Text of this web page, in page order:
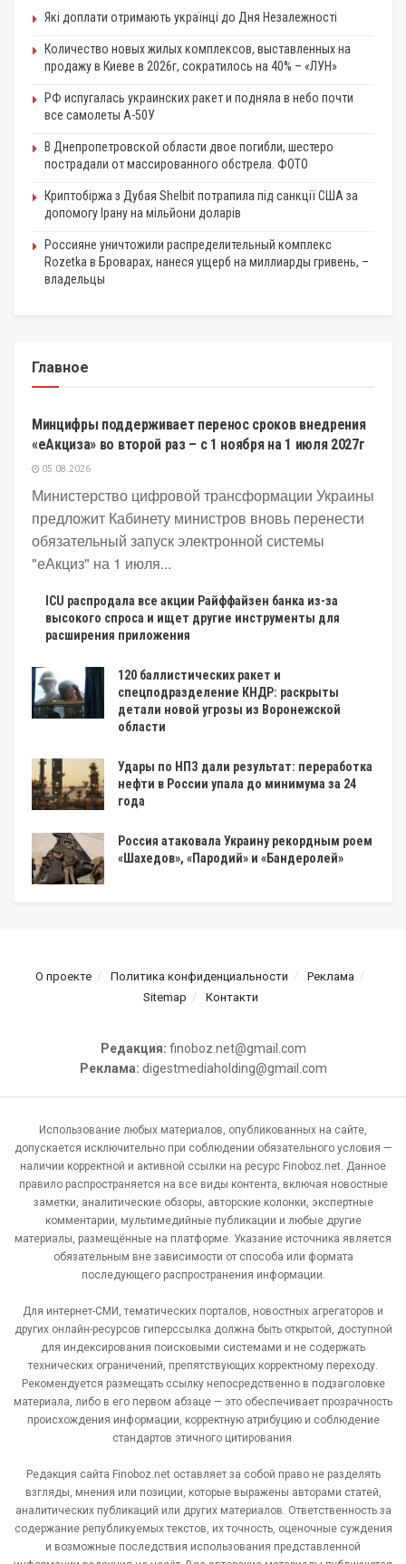
Які доплати отримають українці до Дня Незалежності
Количество новых жилых комплексов, выставленных на
продажу в Киеве в 2026г, сократилось на 40% – «ЛУН»
РФ испугалась украинских ракет и подняла в небо почти
все самолеты А-50У
В Днепропетровской области двое погибли, шестеро
пострадали от массированного обстрела. ФОТО
Криптобіржа з Дубая Shelbit потрапила під санкції США за
допомогу Ірану на мільйони доларів
Россияне уничтожили распределительный комплекс
Rozetka в Броварах, нанеся ущерб на миллиарды гривень, –
владельцы
Главное
ЭКОНОМИКА
Минцифры поддерживает перенос сроков внедрения
«еАкциза» во второй раз – с 1 ноября на 1 июля 2027г
05.08.2026
Министерство цифровой трансформации Украины
предложит Кабинету министров вновь перенести
обязательный запуск электронной системы
"еАкциз" на 1 июля...
ICU распродала все акции Райффайзен банка из-за
высокого спроса и ищет другие инструменты для
расширения приложения
120 баллистических ракет и
спецподразделение КНДР: раскрыты
детали новой угрозы из Воронежской
области
Удары по НПЗ дали результат: переработка
нефти в России упала до минимума за 24
года
Россия атаковала Украину рекордным роем
«Шахедов», «Пародий» и «Бандеролей»
О проекте Политика конфиденциальности
Реклама
Sitemap
Контакти
Редакция: finoboz.net@gmail.com
Реклама: digestmediaholding@gmail.com
Использование любых материалов, опубликованных на сайте,
допускается исключительно при соблюдении обязательного условия —
наличии корректной и активной ссылки на ресурс Finoboz.net. Данное
правило распространяется на все виды контента, включая новостные
заметки, аналитические обзоры, авторские колонки, экспертные
комментарии, мультимедийные публикации и любые другие
материалы, размещённые на платформе. Указание источника является
обязательным вне зависимости от способа или формата
последующего распространения информации.
Для интернет-СМИ, тематических порталов, новостных агрегаторов и
других онлайн-ресурсов гиперссылка должна быть открытой, доступной
для индексирования поисковыми системами и не содержать
технических ограничений, препятствующих корректному переходу.
Рекомендуется размещать ссылку непосредственно в подзаголовке
материала, либо в его первом абзаце — это обеспечивает прозрачность
происхождения информации, корректную атрибуцию и соблюдение
стандартов этичного цитирования.
Редакция сайта Finoboz.net оставляет за собой право не разделять
взгляды, мнения или позиции, которые выражены авторами статей,
аналитических публикаций или других материалов. Ответственность за
содержание републикуемых текстов, их точность, оценочные суждения
и возможные последствия использования представленной